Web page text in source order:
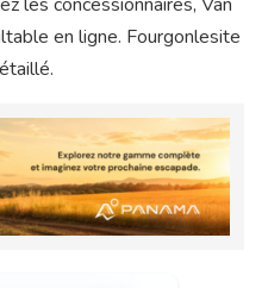
en ligne. Fourgonlesite